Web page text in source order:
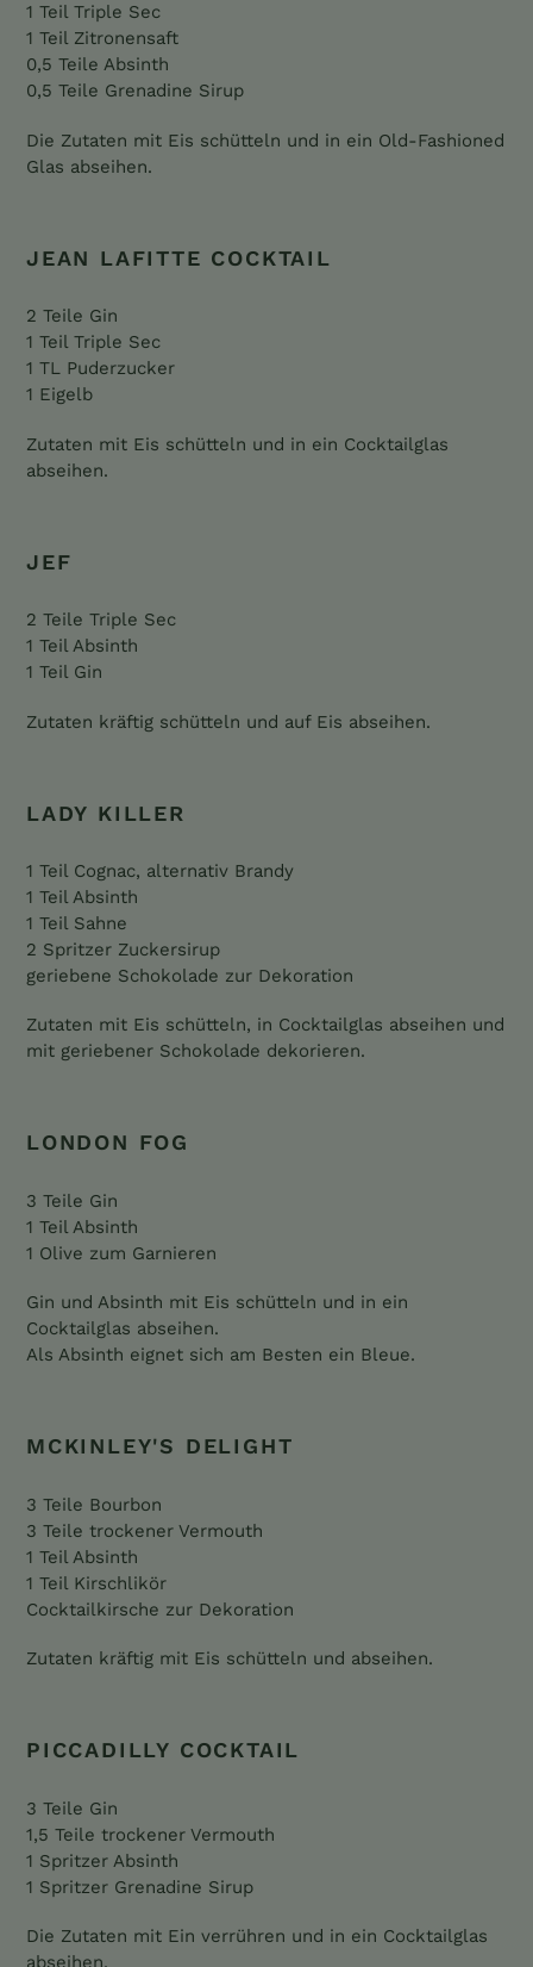
1 Teil Triple Sec
1 Teil Zitronensaft
0,5 Teile Absinth
0,5 Teile Grenadine Sirup
Die Zutaten mit Eis schütteln und in ein Old-Fashioned
Glas abseihen.
JEAN LAFITTE COCKTAIL
2 Teile Gin
1 Teil Triple Sec
1 TL Puderzucker
1 Eigelb
Zutaten mit Eis schütteln und in ein Cocktailglas
abseihen.
JEF
2 Teile Triple Sec
1 Teil Absinth
1 Teil Gin
Zutaten kräftig schütteln und auf Eis abseihen.
LADY KILLER
1 Teil Cognac, alternativ Brandy
1 Teil Absinth
1 Teil Sahne
2 Spritzer Zuckersirup
geriebene Schokolade zur Dekoration
Zutaten mit Eis schütteln, in Cocktailglas abseihen und
mit geriebener Schokolade dekorieren.
LONDON FOG
3 Teile Gin
1 Teil Absinth
1 Olive zum Garnieren
Gin und Absinth mit Eis schütteln und in ein
Cocktailglas abseihen.
Als Absinth eignet sich am Besten ein Bleue.
MCKINLEY'S DELIGHT
3 Teile Bourbon
3 Teile trockener Vermouth
1 Teil Absinth
1 Teil Kirschlikör
Cocktailkirsche zur Dekoration
Zutaten kräftig mit Eis schütteln und abseihen.
PICCADILLY COCKTAIL
3 Teile Gin
1,5 Teile trockener Vermouth
1 Spritzer Absinth
1 Spritzer Grenadine Sirup
Die Zutaten mit Ein verrühren und in ein Cocktailglas
abseihen.